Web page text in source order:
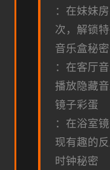
：在妹妹
次，解锁
音乐盒秘密
：在客厅
播放隐藏
镜子彩蛋
：在浴室
现有趣的
时钟秘密